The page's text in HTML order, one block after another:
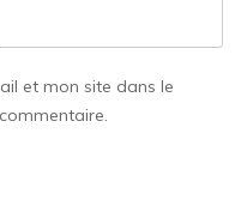
et mon site dans le